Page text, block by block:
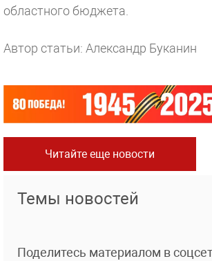
областного бюджета.
Автор статьи: Александр Буканин
Читайте еще новости
Темы новостей
Поделитесь материалом в